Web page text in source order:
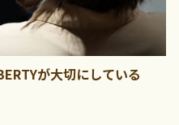
が大切にしている